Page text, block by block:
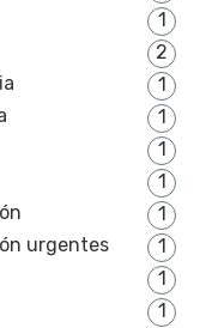
1
2
1
1
1
1
1
urgentes
1
1
1